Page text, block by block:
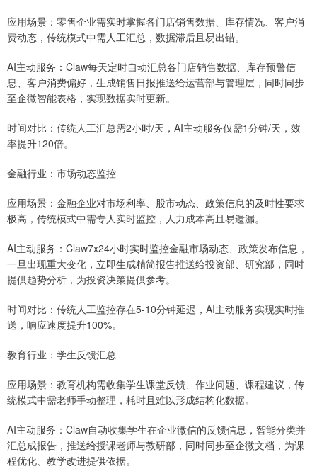
应用场景：零售企业需实时掌握各门店销售数据、库存情况、客户消
费动态，传统模式中需人工汇总，数据滞后且易出错。
AI主动服务：Claw每天定时自动汇总各门店销售数据、库存预警信
息、客户消费偏好，生成销售日报推送给运营部与管理层，同时同步
至企微智能表格，实现数据实时更新。
时间对比：传统人工汇总需2小时/天，AI主动服务仅需1分钟/天，效
率提升120倍。
金融行业：市场动态监控
应用场景：金融企业对市场利率、股市动态、政策信息的及时性要求
极高，传统模式中需专人实时监控，人力成本高且易遗漏。
AI主动服务：Claw7x24小时实时监控金融市场动态、政策发布信息，
一旦出现重大变化，立即生成精简报告推送给投资部、研究部，同时
提供趋势分析，为投资决策提供参考。
时间对比：传统人工监控存在5-10分钟延迟，AI主动服务实现实时推
送，响应速度提升100%。
教育行业：学生反馈汇总
应用场景：教育机构需收集学生课堂反馈、作业问题、课程建议，传
统模式中需老师手动整理，耗时且难以形成结构化数据。
AI主动服务：Claw自动收集学生在企业微信的反馈信息，智能分类并
汇总成报告，推送给授课老师与教研部，同时同步至企微文档，为课
程优化、教学改进提供依据。